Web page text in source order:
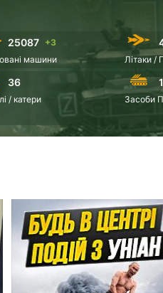
25087
+3
машини
Літаки /
36
/ катери
Засоби